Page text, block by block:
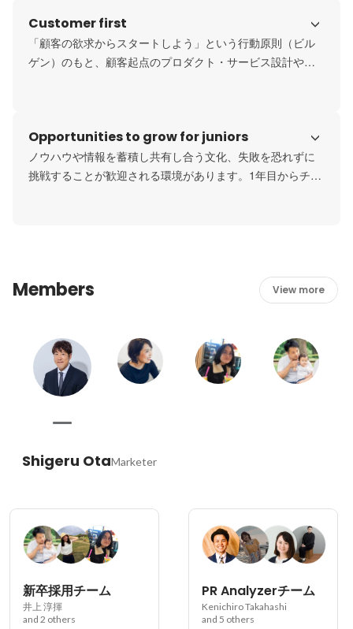
Customer first
「顧客の欲求からスタートしよう」という行動原則（ビル
ゲン）のもと、顧客起点のプロダクト・サービス設計や仕
Opportunities to grow for juniors
ノウハウや情報を蓄積し共有し合う文化、失敗を恐れずに
挑戦することが歓迎される環境があります。1年目からチー
Members View more
Shigeru OtaMarketer
新卒採用チーム
井上 淳揮
and 2 others
PR Analyzerチーム
Kenichiro Takahashi
and 5 others